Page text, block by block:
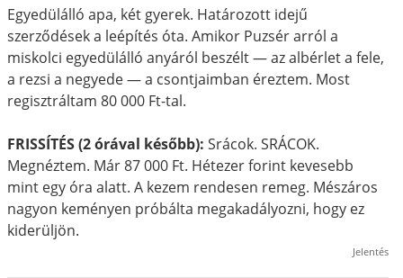
Egyedülálló apa, két gyerek. Határozott idejű
szerződések a leépítés óta. Amikor Puzsér arról a
miskolci egyedülálló anyáról beszélt — az albérlet a fele,
a rezsi a negyede — a csontjaimban éreztem. Most
regisztráltam 80 000 Ft-tal.
FRISSÍTÉS (2 órával később): Srácok. SRÁCOK.
Megnéztem. Már 87 000 Ft. Hétezer forint kevesebb
mint egy óra alatt. A kezem rendesen remeg. Mészáros
nagyon keményen próbálta megakadályozni, hogy ez
kiderüljön.
Jelentés